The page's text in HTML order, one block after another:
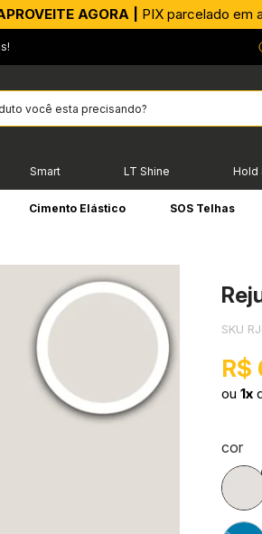
AGORA | PIX parcelado em
Smart LT Shine Hold
Cimento Elástico SOS Telhas
SKU
R$
ou1x
cor